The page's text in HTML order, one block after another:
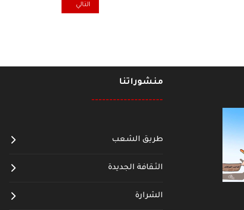
المقال التالي: الشيوعي
التالي
منشوراتنا
--------------------
طريق الشعب
الثقافة الجديدة
الشرارة